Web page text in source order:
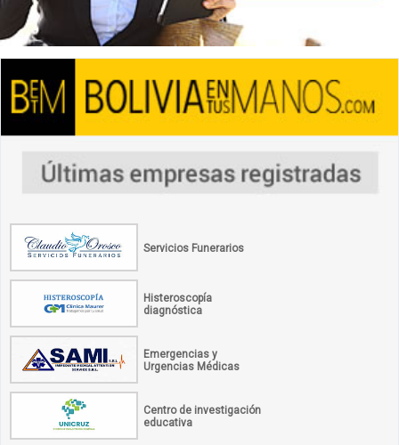
Servicios Funerarios
Histeroscopía
diagnóstica
Emergencias y
Urgencias Médicas
Centro de investigación
educativa